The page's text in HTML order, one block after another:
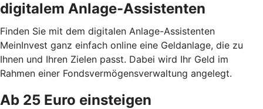
digitalem Anlage-Assistenten
Finden Sie mit dem digitalen Anlage-Assistenten
MeinInvest ganz einfach online eine Geldanlage, die zu
Ihnen und Ihren Zielen passt. Dabei wird Ihr Geld im
Rahmen einer Fondsvermögensverwaltung angelegt.
Ab 25 Euro einsteigen